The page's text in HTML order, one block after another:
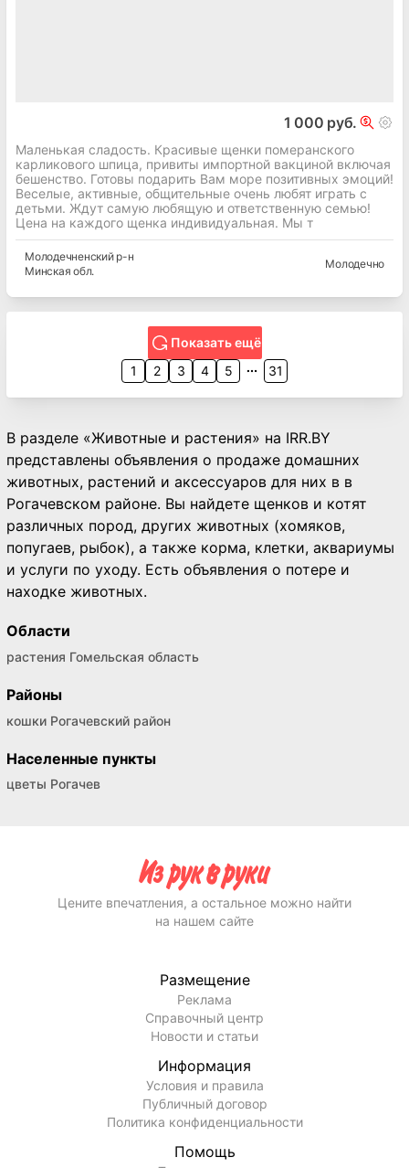
1 000 руб.
Маленькая сладость. Красивые щенки померанского
карликового шпица, привиты импортной вакциной включая
бешенство. Готовы подарить Вам море позитивных эмоций!
Веселые, активные, общительные очень любят играть с
детьми. Ждут самую любящую и ответственную семью!
Цена на каждого щенка индивидуальная. Мы т
Молодечненскийр-н
Минская обл.
Молодечно
Показать ещё
1
2 3 4 5 31
В разделе «Животные и растения» на IRR.BY
представлены объявления о продаже домашних
животных, растений и аксессуаров для них в в
Рогачевском районе. Вы найдете щенков и котят
различных пород, других животных (хомяков,
попугаев, рыбок), а также корма, клетки, аквариумы
и услуги по уходу. Есть объявления о потере и
находке животных.
Области
растения Гомельская область
Районы
кошки Рогачевский район
Населенные пункты
цветы Рогачев
Цените впечатления, а остальное можно найти
на нашем сайте
Размещение
Реклама
Справочный центр
Новости и статьи
Информация
Условия и правила
Публичный договор
Политика конфиденциальности
Помощь